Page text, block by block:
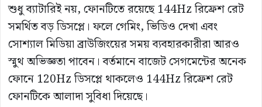
শুধু ব্যাটারিই নয়, ফোনটিতে রয়েছে 144Hz রিফ্রেশ রেট
সমর্থিত বড় ডিসপ্লে। ফলে গেমিং, ভিডিও দেখা এবং
সোশ্যাল মিডিয়া ব্রাউজিংয়ের সময় ব্যবহারকারীরা আরও
স্মুথ অভিজ্ঞতা পাবেন। বর্তমানে বাজেট সেগমেন্টের অনেক
ফোনে 120Hz ডিসপ্লে থাকলেও 144Hz রিফ্রেশ রেট
ফোনটিকে আলাদা সুবিধা দিয়েছে।